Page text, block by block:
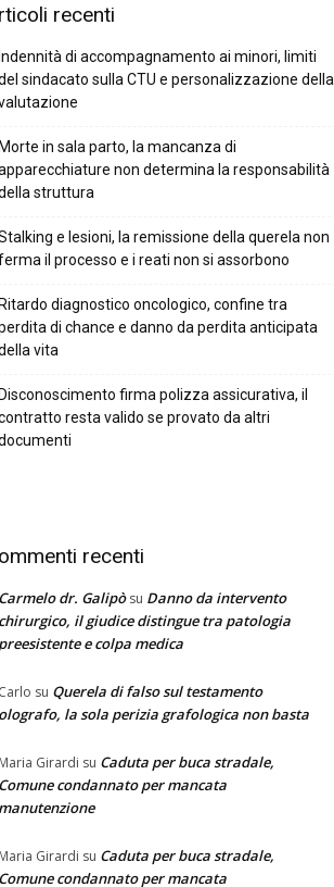
recenti
di accompagnamento ai minori, limiti
sindacato sulla CTU e personalizzazione della
in sala parto, la mancanza di
non determina la responsabilità
struttura
e lesioni, la remissione della querela non
il processo e i reati non si assorbono
diagnostico oncologico, confine tra
di chance e danno da perdita anticipata
vita
firma polizza assicurativa, il
resta valido se provato da altri
recenti
dr. Galipòsu Danno da intervento
il giudice distingue tra patologia
e colpa medica
su Querela di falso sul testamento
la sola perizia grafologica non basta
Girardi su Caduta per buca stradale,
condannato per mancata
Girardi su Caduta per buca stradale,
condannato per mancata